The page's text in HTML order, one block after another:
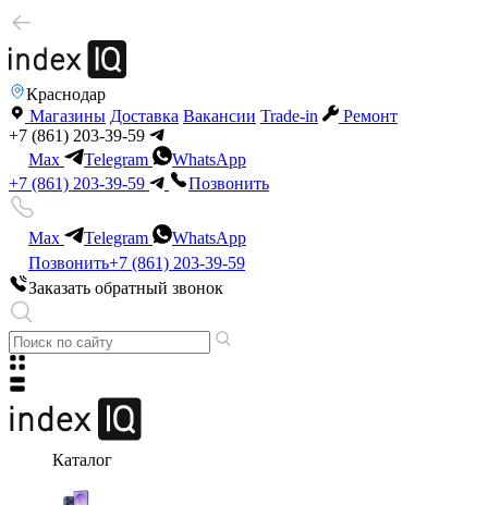
Краснодар
Магазины Доставка Вакансии Trade-in
Ремонт
+7 (861) 203-39-59
Max
Telegram
WhatsApp
+7 (861) 203-39-59
Позвонить
Max Telegram
WhatsApp
Позвонить+7 (861) 203-39-59
Заказать обратный звонок
Каталог